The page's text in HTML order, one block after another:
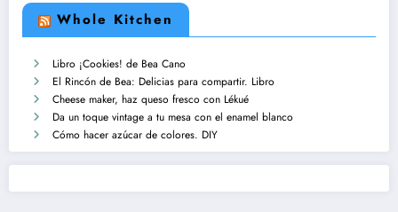
Whole Kitchen
Libro ¡Cookies! de Bea Cano
El Rincón de Bea: Delicias para compartir. Libro
Cheese maker, haz queso fresco con Lékué
Da un toque vintage a tu mesa con el enamel blanco
Cómo hacer azúcar de colores. DIY